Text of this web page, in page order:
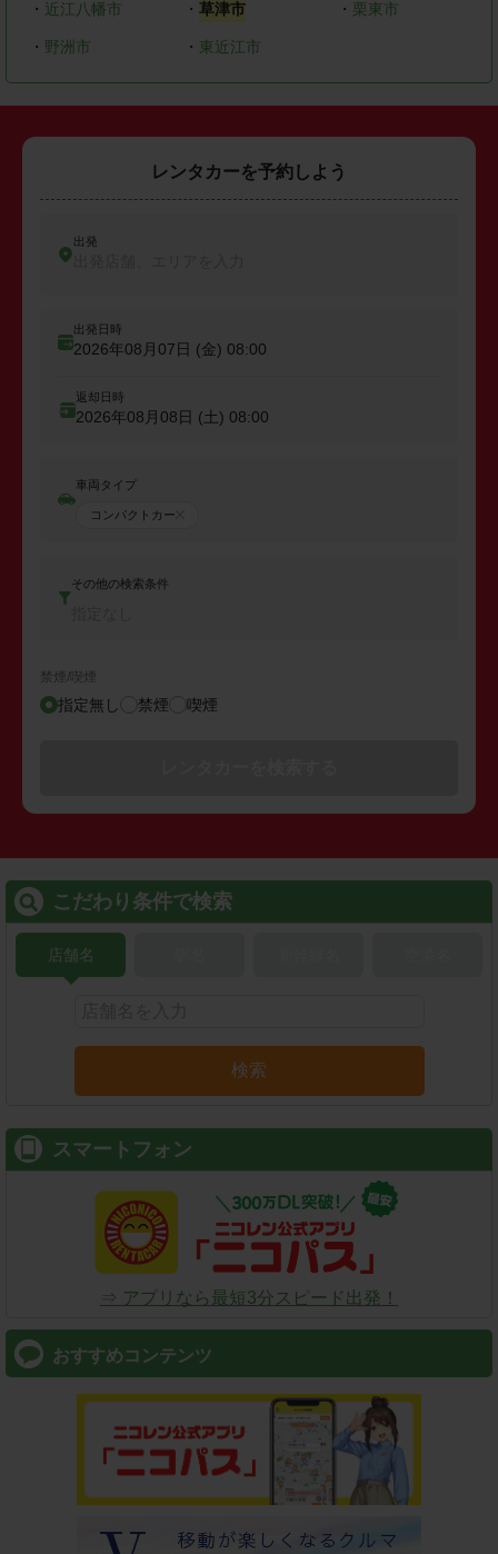
・ 近江八幡市 ・ 草津市 ・ 栗東市
・ 野洲市 ・ 東近江市
レンタカーを予約しよう
出発
出発日時
2026年08月07日 (金) 08:00
返却日時
2026年08月08日 (土) 08:00
車両タイプ
コンパクトカー
その他の検索条件
禁煙/喫煙
指定無し 禁煙 喫煙
こだわり条件で検索
店舗名
検索
スマートフォン
⇒ アプリなら最短3分スピード出発！
おすすめコンテンツ